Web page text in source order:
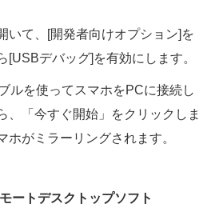
いて、[開発者向けオプション]を
[USBデバッグ]を有効にします。
ルを使ってスマホをPCに接続し
、「今すぐ開始」をクリックしま
ホがミラーリングされます。
ートデスクトップソフト